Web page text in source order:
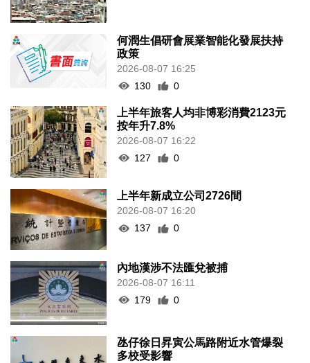
何潤生倡研會展業智能化發展扶持
政策
2026-08-07 16:25
130
0
上半年旅客人均非博彩消費2123元
按年升7.8%
2026-08-07 16:22
127
0
上半年新成立公司2726間
2026-08-07 16:20
137
0
內地漢涉不法匯兌被捕
2026-08-07 16:11
179
0
氹仔徐日昇寅公馬路附近水管爆裂
多校受影響